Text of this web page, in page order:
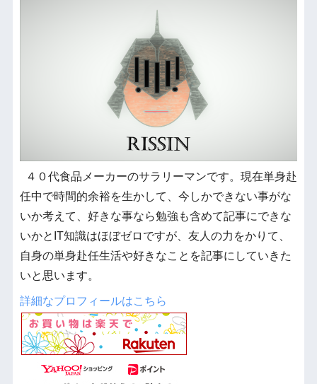
４０代食品メーカーのサラリーマンです。現在単身赴
任中で時間的余裕を生かして、今しかできない事がな
いか考えて、好きな事なら勉強も含めて記事にできな
いかとIT知識はほぼゼロですが、友人の力をかりて、
自身の単身赴任生活や好きなことを記事にしていきた
いと思います。
詳細なプロフィールはこちら